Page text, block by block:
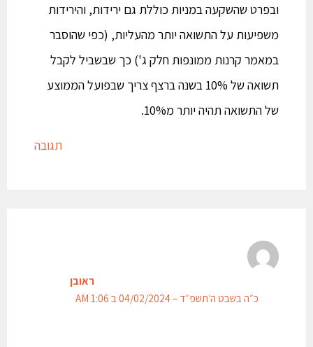
ובפרט שהשקעה במניות כוללת גם ירידות, והירידות
משפיעות על התשואה יותר מהעליות, (כפי שהוסבר
במאמר קרנות ממונפות חלק ג') כך שבשביל לקבל
תשואה של 10% בשנה ברצף צריך שבפועל הממוצע
של התשואה תהיה יותר מ10%.
תגובה
ראובן
כ״ה בשבט ה׳תשפ״ד – 04/02/2024 ב 1:06 AM